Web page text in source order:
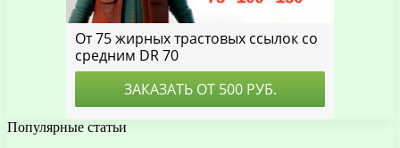
Популярные статьи